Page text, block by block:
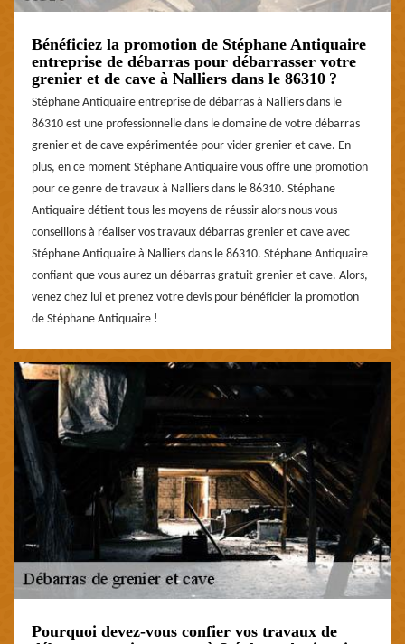
Bénéficiez la promotion de Stéphane Antiquaire
entreprise de débarras pour débarrasser votre
grenier et de cave à Nalliers dans le 86310 ?
Stéphane Antiquaire entreprise de débarras à Nalliers dans le
86310 est une professionnelle dans le domaine de votre débarras
grenier et de cave expérimentée pour vider grenier et cave. En
plus, en ce moment Stéphane Antiquaire vous offre une promotion
pour ce genre de travaux à Nalliers dans le 86310. Stéphane
Antiquaire détient tous les moyens de réussir alors nous vous
conseillons à réaliser vos travaux débarras grenier et cave avec
Stéphane Antiquaire à Nalliers dans le 86310. Stéphane Antiquaire
confiant que vous aurez un débarras gratuit grenier et cave. Alors,
venez chez lui et prenez votre devis pour bénéficier la promotion
de Stéphane Antiquaire !
Pourquoi devez-vous confier vos travaux de